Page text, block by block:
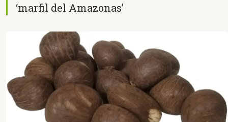
‘marfil del Amazonas’